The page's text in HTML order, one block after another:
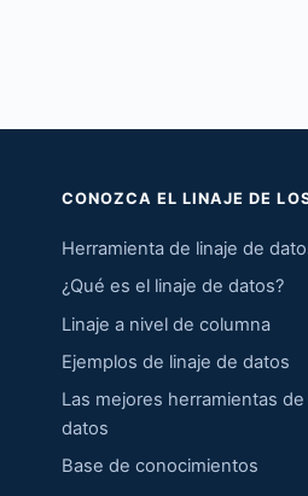
CONOZCA EL LINAJE DE
Herramienta de linaje de
¿Qué es el linaje de datos?
Linaje a nivel de columna
Ejemplos de linaje de datos
Las mejores herramientas de
datos
Base de conocimientos